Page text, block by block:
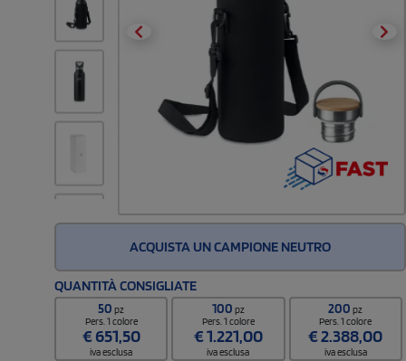
ACQUISTA UN CAMPIONE NEUTRO
QUANTITÀ CONSIGLIATE
50pz
Pers. 1 colore
€651,50
iva esclusa
100 pz
Pers. 1 colore
€1.221,00
iva esclusa
200pz
Pers. 1 colore
€2.388,00
iva esclusa